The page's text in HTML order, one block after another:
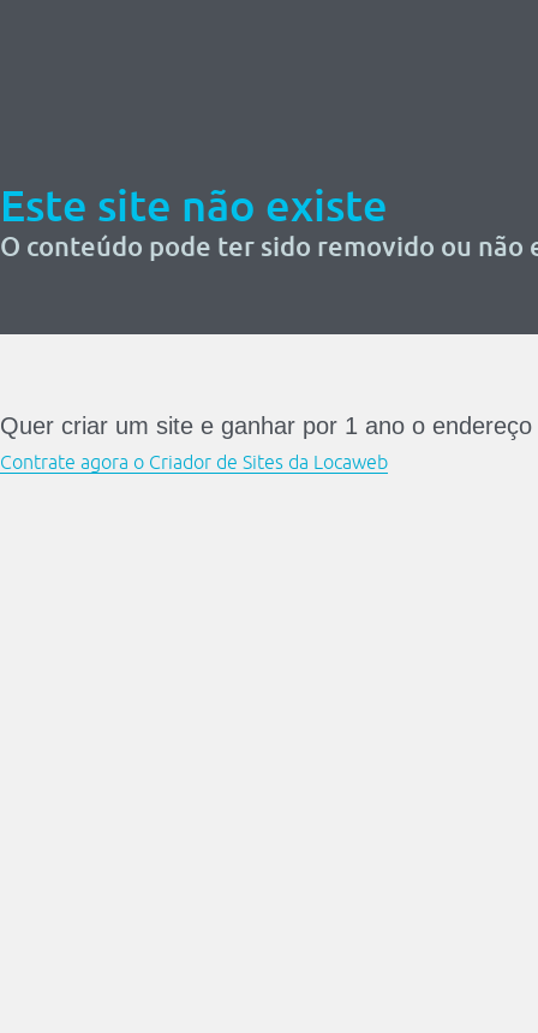
Este site não existe
O conteúdo pode ter sido removido ou não
Quer criar um site e ganhar por 1 ano o
Contrate agora o Criador de Sites da Locaweb